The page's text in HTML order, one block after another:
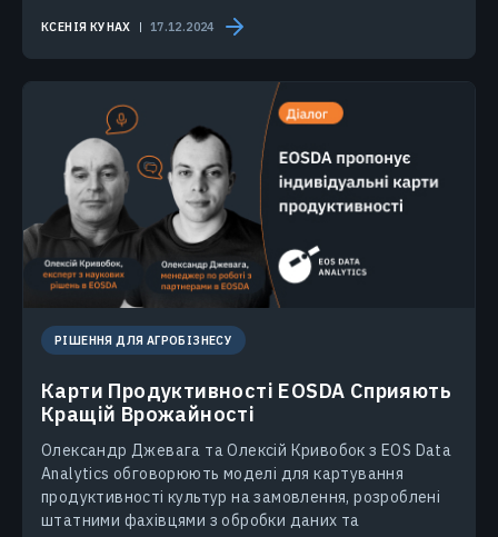
КСЕНІЯ КУНАХ 17.12.2024
РІШЕННЯ ДЛЯ АГРОБІЗНЕСУ
Карти Продуктивності EOSDA Сприяють
Кращій Врожайності
Олександр Джевага та Олексій Кривобок з EOS Data
Analytics обговорюють моделі для картування
продуктивності культур на замовлення, розроблені
штатними фахівцями з обробки даних та